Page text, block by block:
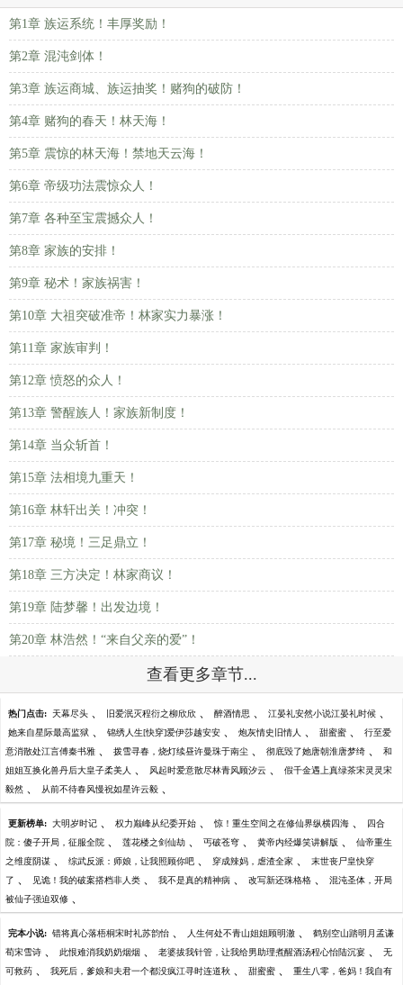
第1章 族运系统！丰厚奖励！
第2章 混沌剑体！
第3章 族运商城、族运抽奖！赌狗的破防！
第4章 赌狗的春天！林天海！
第5章 震惊的林天海！禁地天云海！
第6章 帝级功法震惊众人！
第7章 各种至宝震撼众人！
第8章 家族的安排！
第9章 秘术！家族祸害！
第10章 大祖突破准帝！林家实力暴涨！
第11章 家族审判！
第12章 愤怒的众人！
第13章 警醒族人！家族新制度！
第14章 当众斩首！
第15章 法相境九重天！
第16章 林轩出关！冲突！
第17章 秘境！三足鼎立！
第18章 三方决定！林家商议！
第19章 陆梦馨！出发边境！
第20章 林浩然！“来自父亲的爱”！
查看更多章节...
热门点击: 天幕尽头 、 旧爱泯灭程衍之柳欣欣 、 醉酒情思 、 江晏礼安然小说江晏礼时候 、
她来自星际最高监狱 、 锦绣人生[快穿]爱伊莎越安安 、 炮灰情史旧情人 、 甜蜜蜜 、 行至爱
意消散处江言傅秦书雅 、 拨雪寻春，烧灯续昼许曼珠于南尘 、 彻底毁了她唐朝淮唐梦绮 、 和
姐姐互换化兽丹后大皇子柔美人 、 风起时爱意散尽林青风顾汐云 、 假千金遇上真绿茶宋灵灵宋
毅然 、 从前不待春风慢祝如星许云毅 、
更新榜单: 大明岁时记 、 权力巅峰从纪委开始 、 惊！重生空间之在修仙界纵横四海 、 四合
院：傻子开局，征服全院 、 莲花楼之剑仙劫 、 丐破苍穹 、 黄帝内经爆笑讲解版 、 仙帝重生
之维度阴谋 、 综武反派：师娘，让我照顾你吧 、 穿成辣妈，虐渣全家 、 末世丧尸皇快穿
了 、 见诡！我的破案搭档非人类 、 我不是真的精神病 、 改写新还珠格格 、 混沌圣体，开局
被仙子强迫双修 、
完本小说: 错将真心落梧桐宋时礼苏韵怡 、 人生何处不青山姐姐顾明澈 、 鹤别空山踏明月孟谦
荀宋雪诗 、 此恨难消我奶奶烟烟 、 老婆拔我针管，让我给男助理煮醒酒汤程心怡陆沉宴 、 无
可救药 、 我死后，爹娘和夫君一个都没疯江寻时连道秋 、 甜蜜蜜 、 重生八零，爸妈！我自有